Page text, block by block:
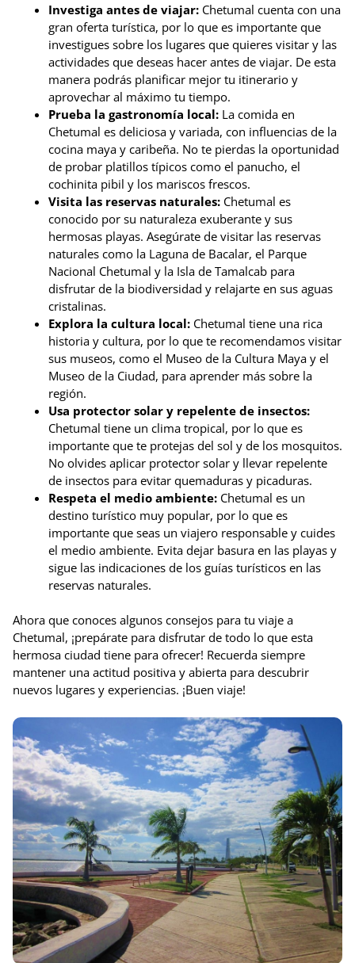
Investiga antes de viajar: Chetumal cuenta con una
gran oferta turística, por lo que es importante que
investigues sobre los lugares que quieres visitar y las
actividades que deseas hacer antes de viajar. De esta
manera podrás planificar mejor tu itinerario y
aprovechar al máximo tu tiempo.
Prueba la gastronomía local: La comida en
Chetumal es deliciosa y variada, con influencias de la
cocina maya y caribeña. No te pierdas la oportunidad
de probar platillos típicos como el panucho, el
cochinita pibil y los mariscos frescos.
Visita las reservas naturales: Chetumal es
conocido por su naturaleza exuberante y sus
hermosas playas. Asegúrate de visitar las reservas
naturales como la Laguna de Bacalar, el Parque
Nacional Chetumal y la Isla de Tamalcab para
disfrutar de la biodiversidad y relajarte en sus aguas
cristalinas.
Explora la cultura local: Chetumal tiene una rica
historia y cultura, por lo que te recomendamos visitar
sus museos, como el Museo de la Cultura Maya y el
Museo de la Ciudad, para aprender más sobre la
región.
Usa protector solar y repelente de insectos:
Chetumal tiene un clima tropical, por lo que es
importante que te protejas del sol y de los mosquitos.
No olvides aplicar protector solar y llevar repelente
de insectos para evitar quemaduras y picaduras.
Respeta el medio ambiente: Chetumal es un
destino turístico muy popular, por lo que es
importante que seas un viajero responsable y cuides
el medio ambiente. Evita dejar basura en las playas y
sigue las indicaciones de los guías turísticos en las
reservas naturales.
Ahora que conoces algunos consejos para tu viaje a
Chetumal, ¡prepárate para disfrutar de todo lo que esta
hermosa ciudad tiene para ofrecer! Recuerda siempre
mantener una actitud positiva y abierta para descubrir
nuevos lugares y experiencias. ¡Buen viaje!